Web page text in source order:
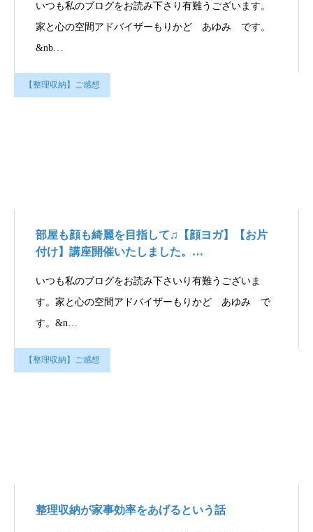
いつも私のブログをお読み下さり有難うございます。
家と心の空間アドバイザーもりかど あゆみ です。
&nb…
【整理収納】ご感想
部屋も顔も綺麗を目指して♫【顔ヨガ】【お片
付け】講座開催いたしました。…
いつも私のブログをお読み下さいり有難うございま
す。家と心の空間アドバイザーもりかど あゆみ で
す。&n…
【整理収納】ご感想
整理収納が家事効率をあげるという話